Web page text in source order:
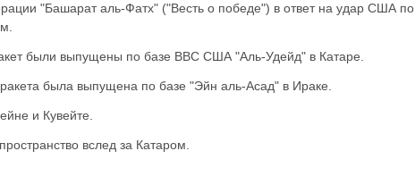
"Башарат аль-Фатх" ("Весть о победе") в ответ на удар США по
были выпущены по базе ВВС США "Аль-Удейд" в Катаре.
была выпущена по базе "Эйн аль-Асад" в Ираке.
и Кувейте.
вслед за Катаром.